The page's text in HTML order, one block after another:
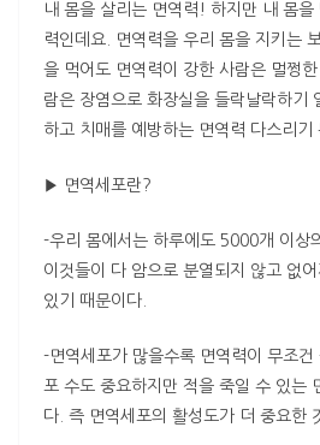
내 몸을 살리는 면역력! 하지만 내 몸을
력인데요. 면역력을 우리 몸을 지키는
을 먹어도 면역력이 강한 사람은 멀쩡
람은 장염으로 화장실을 들락날락하기
하고 치매를 예방하는 면역력 다스리기
▶ 면역세포란?
-우리 몸에서는 하루에도 5000개 이상
이것들이 다 암으로 분열되지 않고 없
있기 때문이다.
-면역세포가 많을수록 면역력이 무조건
포 수도 중요하지만 적을 죽일 수 있는
다. 즉 면역세포의 활성도가 더 중요한